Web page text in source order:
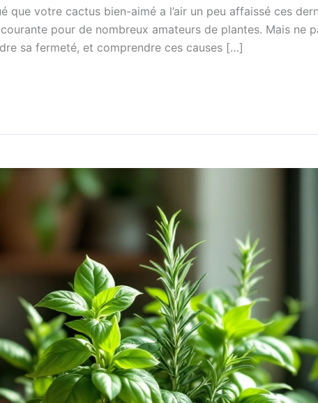
que votre cactus bien-aimé a l’air un peu affaissé ces
pour de nombreux amateurs de plantes. Mais ne
sa fermeté, et comprendre ces causes […]